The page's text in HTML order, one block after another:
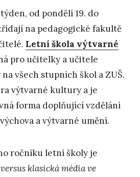
od pondělí 19. do
na pedagogické fakultě
Letní škola výtvarné
pro učitelky a učitele
všech stupních škol a ZUŠ.
výtvarné kultury a je
forma doplňující vzdělání
a výtvarné umění.
ročníku letní školy je
klasická média ve